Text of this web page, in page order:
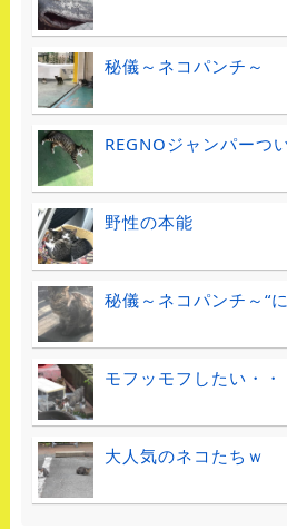
秘儀～ネコパンチ～
REGNOジャンパーつ
野性の本能
秘儀～ネコパンチ～“
モフッモフしたい・・
大人気のネコたちｗ